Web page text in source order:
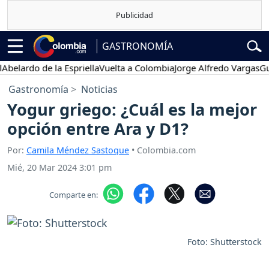
GASTRONOMÍA
de la EspriellaVuelta a ColombiaJorge Alfredo Vargas
Gastronomía Noticias
Yogur griego: ¿Cuál es la mejor
opción entre Ara y D1?
Por: Camila Méndez Sastoque • Colombia.com
Mié, 20 Mar 2024 3:01 pm
Comparte en:
Foto: Shutterstock